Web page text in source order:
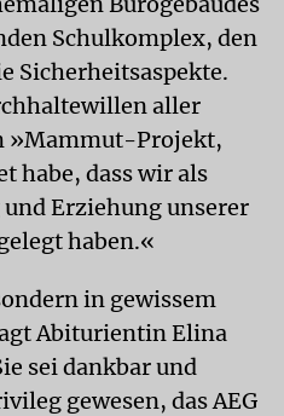
Schulkomplex, den
Sicherheitsaspekte.
aller
»Mammut-Projekt,
habe, dass wir als
Erziehung unserer
haben.«
in gewissem
Abiturientin Elina
sei dankbar und
gewesen, das AEG